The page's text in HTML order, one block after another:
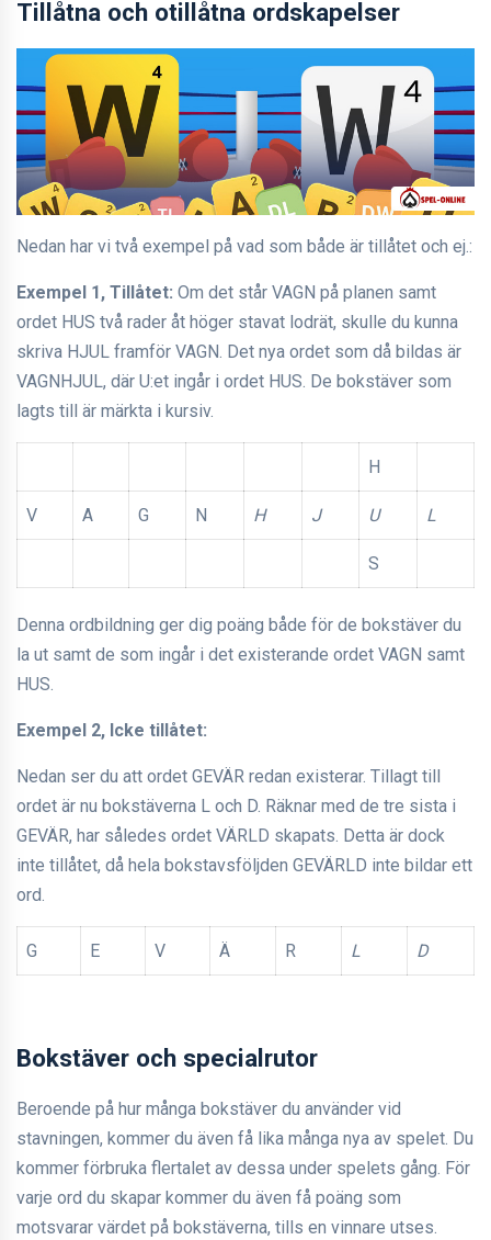
Tillåtna och otillåtna ordskapelser
Nedan har vi två exempel på vad som både är tillåtet och ej.:
Exempel 1, Tillåtet: Om det står VAGN på planen samt
ordet HUS två rader åt höger stavat lodrät, skulle du kunna
skriva HJUL framför VAGN. Det nya ordet som då bildas är
VAGNHJUL, där U:et ingår i ordet HUS. De bokstäver som
lagts till är märkta i kursiv.
H
V A G N H J U L
S
Denna ordbildning ger dig poäng både för de bokstäver du
la ut samt de som ingår i det existerande ordet VAGN samt
HUS.
Exempel 2, Icke tillåtet:
Nedan ser du att ordet GEVÄR redan existerar. Tillagt till
ordet är nu bokstäverna L och D. Räknar med de tre sista i
GEVÄR, har således ordet VÄRLD skapats. Detta är dock
inte tillåtet, då hela bokstavsföljden GEVÄRLD inte bildar ett
ord.
G E V Ä R L D
Bokstäver och specialrutor
Beroende på hur många bokstäver du använder vid
stavningen, kommer du även få lika många nya av spelet. Du
kommer förbruka flertalet av dessa under spelets gång. För
varje ord du skapar kommer du även få poäng som
motsvarar värdet på bokstäverna, tills en vinnare utses.